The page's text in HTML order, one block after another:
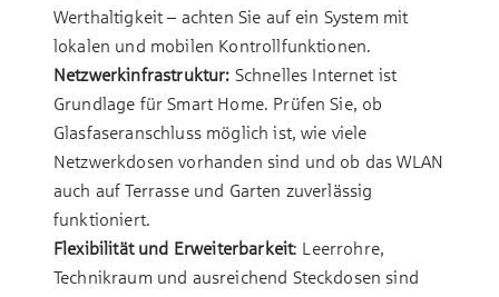
Werthaltigkeit – achten Sie auf ein System mit
lokalen und mobilen Kontrollfunktionen.
Netzwerkinfrastruktur: Schnelles Internet ist
Grundlage für Smart Home. Prüfen Sie, ob
Glasfaseranschluss möglich ist, wie viele
Netzwerkdosen vorhanden sind und ob das WLAN
auch auf Terrasse und Garten zuverlässig
funktioniert.
Flexibilität und Erweiterbarkeit: Leerrohre,
Technikraum und ausreichend Steckdosen sind